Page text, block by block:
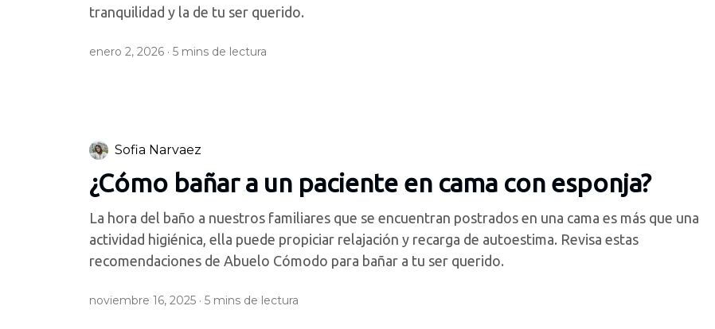
tranquilidad y la de tu ser querido.
enero 2, 2026 · 5 mins de lectura
Sofia Narvaez
¿Cómo bañar a un paciente en cama con esponja?
La hora del baño a nuestros familiares que se encuentran postrados en una cama es más que una
actividad higiénica, ella puede propiciar relajación y recarga de autoestima. Revisa estas
recomendaciones de Abuelo Cómodo para bañar a tu ser querido.
noviembre 16, 2025 · 5 mins de lectura